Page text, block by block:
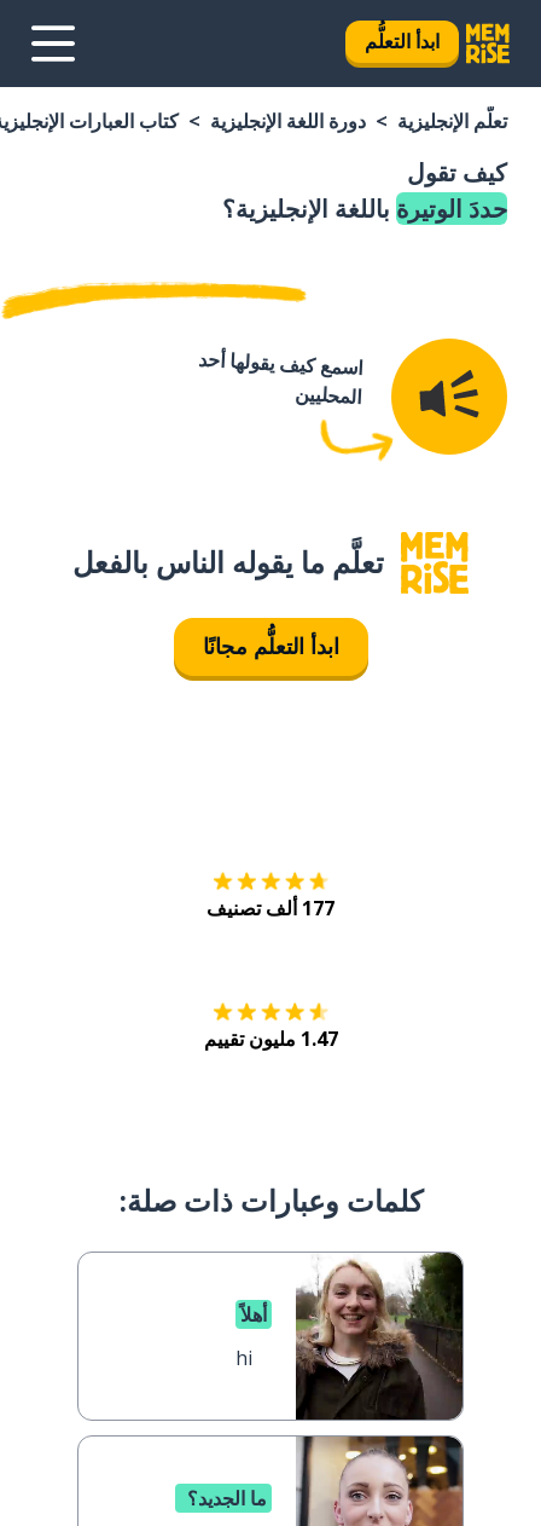
ابدأ التعلُّم
تعلَّم الإنجليزية دورة اللغة الإنجليزية كتاب العبارات
كيف تقول
حددَ الوتيرة باللغة الإنجليزية؟
اسمع كيف يقولها أحد
المحليين
تعلَّم ما يقوله الناس بالفعل
ابدأ التعلُّم مجانًا
177 ألف تصنيف
1.47 مليون تقييم
كلمات وعبارات ذات صلة:
أهلاً
hi
ما الجديد؟